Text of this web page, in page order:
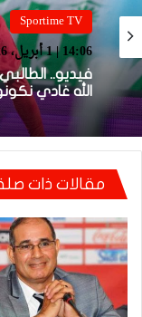
Sportime TV
14:06 | 1 أبريل، 2026
فيديو..
الله غادي
Sportime TV
14:05 | 1 أبريل، 2026
فيديو.. بونو:
مكانتش ساهلة
المنتخب
مقالات ذات